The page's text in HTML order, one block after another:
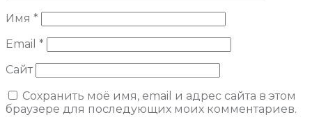
Имя *
Email *
Сайт
Сохранить моё имя, email и адрес сайта в этом
браузере для последующих моих комментариев.